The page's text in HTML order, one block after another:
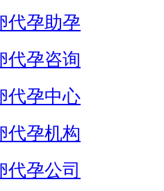
代孕助孕
代孕咨询
代孕中心
代孕机构
代孕公司